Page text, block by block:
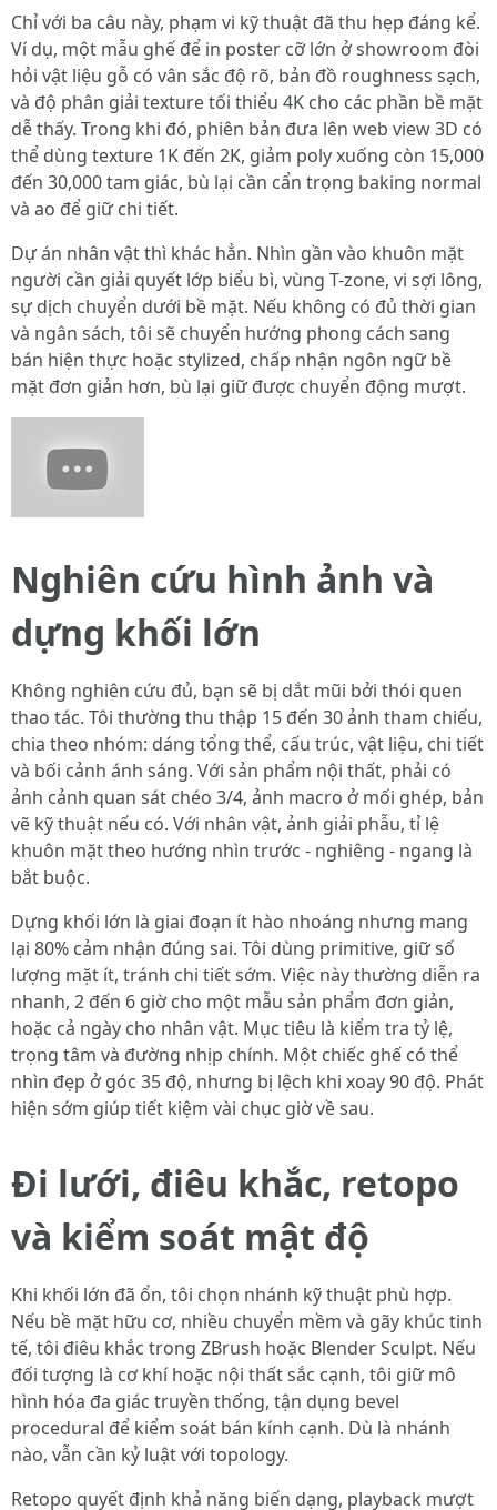
Chỉ với ba câu này, phạm vi kỹ thuật đã thu hẹp đáng kể.
Ví dụ, một mẫu ghế để in poster cỡ lớn ở showroom đòi
hỏi vật liệu gỗ có vân sắc độ rõ, bản đồ roughness sạch,
và độ phân giải texture tối thiểu 4K cho các phần bề mặt
dễ thấy. Trong khi đó, phiên bản đưa lên web view 3D có
thể dùng texture 1K đến 2K, giảm poly xuống còn 15,000
đến 30,000 tam giác, bù lại cần cẩn trọng baking normal
và ao để giữ chi tiết.
Dự án nhân vật thì khác hẳn. Nhìn gần vào khuôn mặt
người cần giải quyết lớp biểu bì, vùng T-zone, vi sợi lông,
sự dịch chuyển dưới bề mặt. Nếu không có đủ thời gian
và ngân sách, tôi sẽ chuyển hướng phong cách sang
bán hiện thực hoặc stylized, chấp nhận ngôn ngữ bề
mặt đơn giản hơn, bù lại giữ được chuyển động mượt.
Nghiên cứu hình ảnh và
dựng khối lớn
Không nghiên cứu đủ, bạn sẽ bị dắt mũi bởi thói quen
thao tác. Tôi thường thu thập 15 đến 30 ảnh tham chiếu,
chia theo nhóm: dáng tổng thể, cấu trúc, vật liệu, chi tiết
và bối cảnh ánh sáng. Với sản phẩm nội thất, phải có
ảnh cảnh quan sát chéo 3/4, ảnh macro ở mối ghép, bản
vẽ kỹ thuật nếu có. Với nhân vật, ảnh giải phẫu, tỉ lệ
khuôn mặt theo hướng nhìn trước - nghiêng - ngang là
bắt buộc.
Dựng khối lớn là giai đoạn ít hào nhoáng nhưng mang
lại 80% cảm nhận đúng sai. Tôi dùng primitive, giữ số
lượng mặt ít, tránh chi tiết sớm. Việc này thường diễn ra
nhanh, 2 đến 6 giờ cho một mẫu sản phẩm đơn giản,
hoặc cả ngày cho nhân vật. Mục tiêu là kiểm tra tỷ lệ,
trọng tâm và đường nhịp chính. Một chiếc ghế có thể
nhìn đẹp ở góc 35 độ, nhưng bị lệch khi xoay 90 độ. Phát
hiện sớm giúp tiết kiệm vài chục giờ về sau.
Đi lưới, điêu khắc, retopo
và kiểm soát mật độ
Khi khối lớn đã ổn, tôi chọn nhánh kỹ thuật phù hợp.
Nếu bề mặt hữu cơ, nhiều chuyển mềm và gãy khúc tinh
tế, tôi điêu khắc trong ZBrush hoặc Blender Sculpt. Nếu
đối tượng là cơ khí hoặc nội thất sắc cạnh, tôi giữ mô
hình hóa đa giác truyền thống, tận dụng bevel
procedural để kiểm soát bán kính cạnh. Dù là nhánh
nào, vẫn cần kỷ luật với topology.
Retopo quyết định khả năng biến dạng, playback mượt